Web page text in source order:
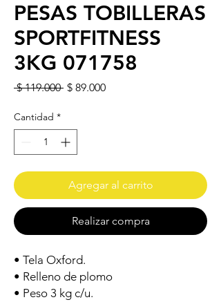
PESAS TOBILLERAS
SPORTFITNESS
3KG 071758
$ 119.000 Precio
$ 89.000Precio de oferta
Cantidad *
Agregar al carrito
Realizar compra
• Tela Oxford.
• Relleno de plomo
• Peso 3 kg c/u.